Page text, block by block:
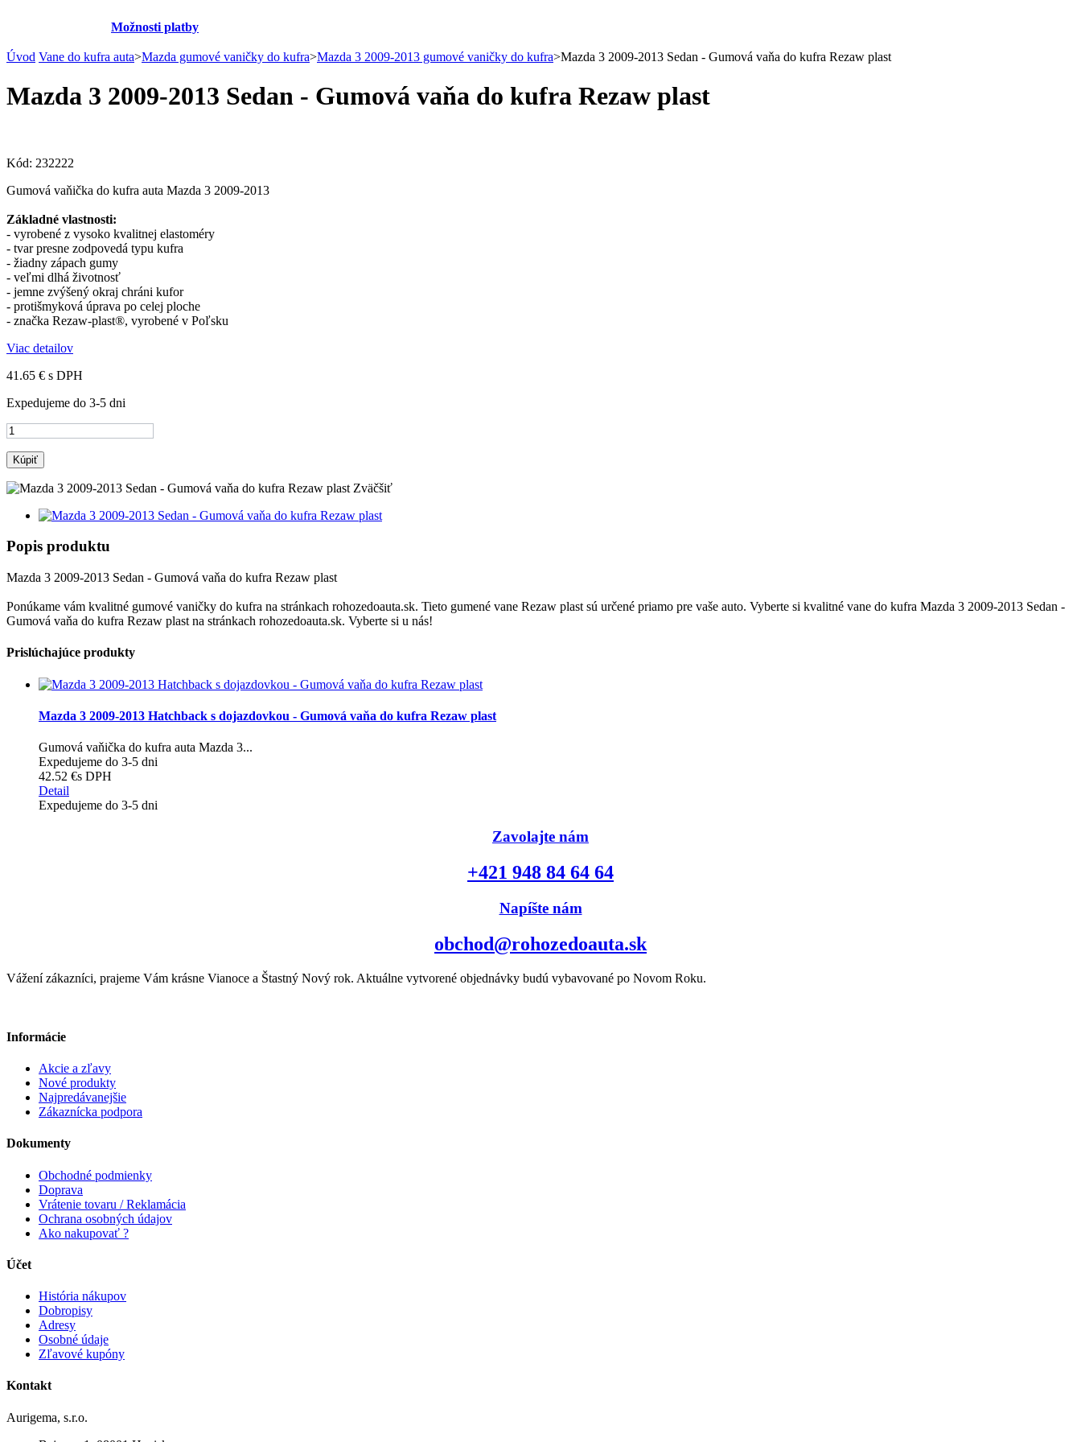
Možnosti platby
Úvod Vane do kufra auta>Mazda gumové vaničky do kufra>Mazda 3 2009-2013 gumové vaničky do kufra>Mazda 3 2009-2013 Sedan - Gumová vaňa do kufra Rezaw plast
Mazda 3 2009-2013 Sedan - Gumová vaňa do kufra Rezaw plast
Kód: 232222
Gumová vaňička do kufra auta Mazda 3 2009-2013
Základné vlastnosti:
- vyrobené z vysoko kvalitnej elastoméry
- tvar presne zodpovedá typu kufra
- žiadny zápach gumy
- veľmi dlhá životnosť
- jemne zvýšený okraj chráni kufor
- protišmyková úprava po celej ploche
- značka Rezaw-plast®, vyrobené v Poľsku
Viac detailov
41.65 € s DPH
Expedujeme do 3-5 dni
Kúpiť
Zväčšiť
Popis produktu
Mazda 3 2009-2013 Sedan - Gumová vaňa do kufra Rezaw plast
Ponúkame vám kvalitné gumové vaničky do kufra na stránkach rohozedoauta.sk. Tieto gumené vane Rezaw plast sú určené priamo pre vaše auto. Vyberte si kvalitné vane do kufra Mazda 3 2009-2013 Sedan -
Gumová vaňa do kufra Rezaw plast na stránkach rohozedoauta.sk. Vyberte si u nás!
Prislúchajúce produkty
Mazda 3 2009-2013 Hatchback s dojazdovkou - Gumová vaňa do kufra Rezaw plast
Gumová vaňička do kufra auta Mazda 3...
Expedujeme do 3-5 dni
42.52 €s DPH
Detail
Expedujeme do 3-5 dni
Zavolajte nám
+421 948 84 64 64
Napíšte nám
obchod@rohozedoauta.sk
Vážení zákazníci, prajeme Vám krásne Vianoce a Štastný Nový rok. Aktuálne vytvorené objednávky budú vybavované po Novom Roku.
Informácie
Akcie a zľavy
Nové produkty
Najpredávanejšie
Zákaznícka podpora
Dokumenty
Obchodné podmienky
Doprava
Vrátenie tovaru / Reklamácia
Ochrana osobných údajov
Ako nakupovať ?
Účet
História nákupov
Dobropisy
Adresy
Osobné údaje
Zľavové kupóny
Kontakt
Aurigema, s.r.o.